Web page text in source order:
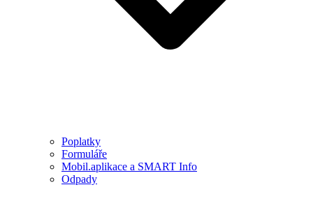
Poplatky
Formuláře
Mobil.aplikace a SMART Info
Odpady